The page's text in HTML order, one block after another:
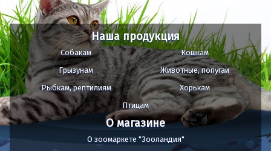
Наша продукция
Собакам
Кошкам
Грызунам
Животные, попугаи
Рыбкам, рептилиям
Хорькам
Птицам
О магазине
О зоомаркете "Зооландия"